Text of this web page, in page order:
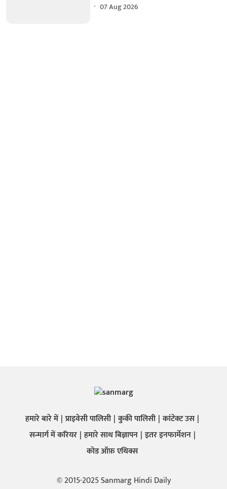
07 Aug 2026
हमारे बारे में प्राइवेसी पालिसी कुकी पालिसी कांटेक्ट उस
सन्मार्ग में करियर हमारे साथ बिज्ञापन इतर इनफार्मेशन
कोड ऑफ़ एथिक्स
© 2015-2025 Sanmarg Hindi Daily